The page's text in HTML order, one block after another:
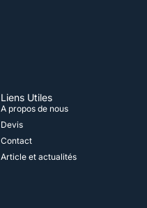
Liens Utiles
A propos de nous
Devis
Contact
Article et actualités